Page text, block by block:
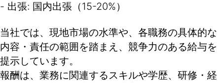
- 出張: 国内出張（15-20%）
当社では、現地市場の水準や、各職務の具体的な
内容・責任の範囲を踏まえ、競争力のある給与を
提示しています。
報酬は、業務に関連するスキルや学歴、研修・経